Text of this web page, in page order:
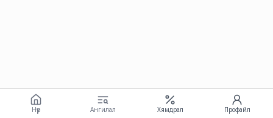
Нүүр Ангилал Хямдрал Профайл